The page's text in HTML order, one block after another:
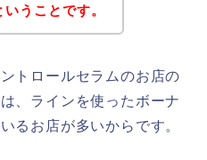
うことです。
トロールセラムのお店の
、ラインを使ったボーナ
るお店が多いからです。